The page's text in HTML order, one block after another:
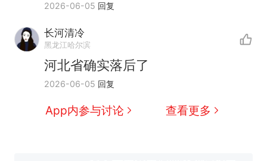
2026-06-05 回复
长河清冷
黑龙江哈尔滨
河北省确实落后了
2026-06-05 回复
App内参与讨论 查看更多
那个在床头放菜刀的女孩，
因老师一句“跟我回家”改写了
人生
新 制裁瓜子饺子，美国怕什
么？
费大厨“全国小炒肉大王”称